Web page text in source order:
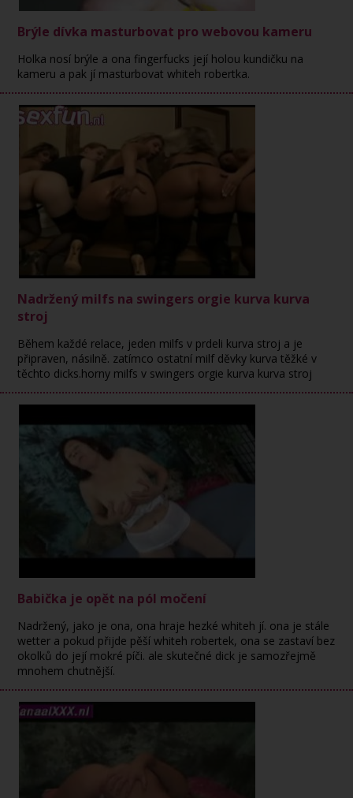
Brýle dívka masturbovat pro webovou kameru
Holka nosí brýle a ona fingerfucks její holou kundičku na
kameru a pak jí masturbovat whiteh robertka.
Nadržený milfs na swingers orgie kurva kurva
stroj
Během každé relace, jeden milfs v prdeli kurva stroj a je
připraven, násilně. zatímco ostatní milf děvky kurva těžké v
těchto dicks.horny milfs v swingers orgie kurva kurva stroj
Babička je opět na pól močení
Nadržený, jako je ona, ona hraje hezké whiteh jí. ona je stále
wetter a pokud přijde pěší whiteh robertek, ona se zastaví bez
okolků do její mokré píči. ale skutečné dick je samozřejmě
mnohem chutnější.